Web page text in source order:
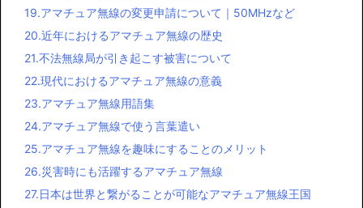
19.アマチュア無線の変更申請について｜50MHzなど
20.近年におけるアマチュア無線の歴史
21.不法無線局が引き起こす被害について
22.現代におけるアマチュア無線の意義
23.アマチュア無線用語集
24.アマチュア無線で使う言葉遣い
25.アマチュア無線を趣味にすることのメリット
26.災害時にも活躍するアマチュア無線
27.日本は世界と繋がることが可能なアマチュア無線王国